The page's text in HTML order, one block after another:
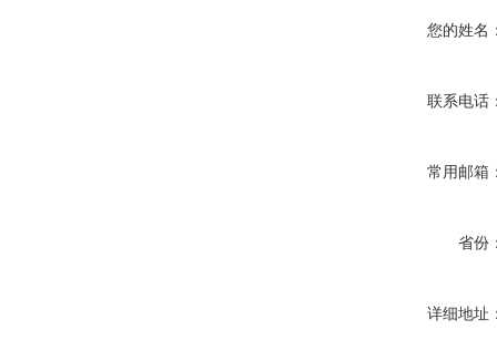
您的姓名
联系电话
常用邮箱
省份
详细地址